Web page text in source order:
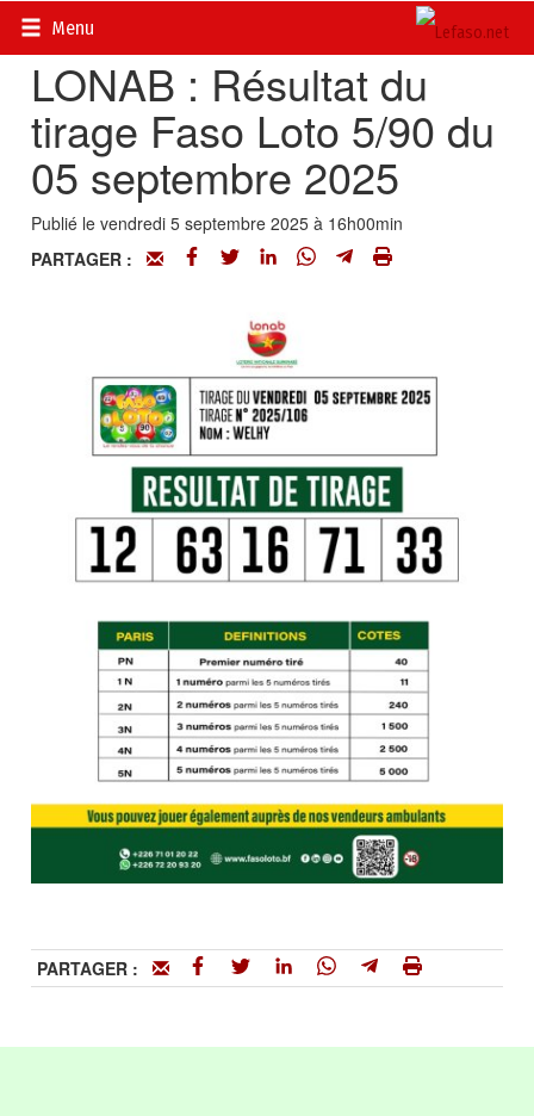
Menu
Accueil>
LONAB : Résultat du
tirage Faso Loto 5/90 du
05 septembre 2025
Publié le vendredi 5 septembre 2025 à 16h00min
PARTAGER :
PARTAGER :